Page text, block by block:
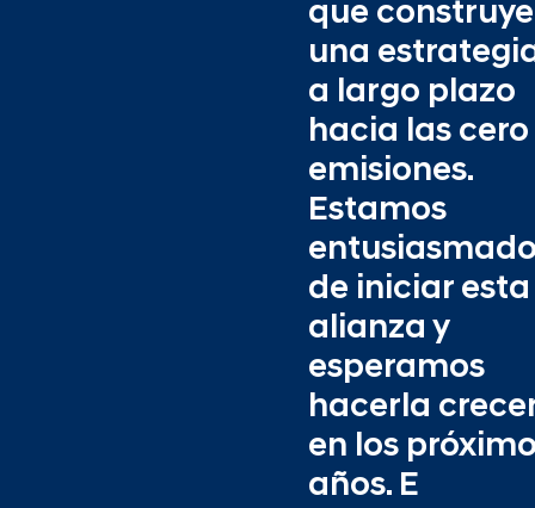
que construye
una
a largo plazo
hacia las cero
emisiones.
Estamos
de iniciar esta
alianza y
esperamos
hacerla
en los
años. E